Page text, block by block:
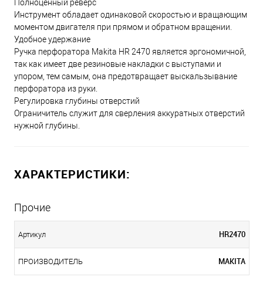
Полноценный реверс
Инструмент обладает одинаковой скоростью и вращающим
моментом двигателя при прямом и обратном вращении.
Удобное удержание
Ручка перфоратора Makita HR 2470 является эргономичной,
так как имеет две резиновые накладки с выступами и
упором, тем самым, она предотвращает выскальзывание
перфоратора из руки.
Регулировка глубины отверстий
Ограничитель служит для сверления аккуратных отверстий
нужной глубины.
ХАРАКТЕРИСТИКИ:
Прочие
Артикул HR2470
ПРОИЗВОДИТЕЛЬ MAKITA